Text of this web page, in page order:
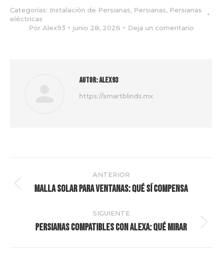
Categorías: Instalación de Persianas, Persianas, Persianas
eléctricas
Por Alex93 junio 28, 2026 Deja un comentario
Autor:Alex93
https://smartblinds.mx
entre
ANTERIOR
Publicación
Malla solar para ventanas: qué sí compensa
SIGUIENTE
Publicación
Persianas compatibles con Alexa: qué mirar